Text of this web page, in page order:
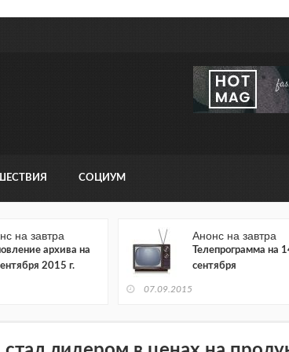
СОЦИУМ
на завтра
архива на
2015 г.
Анонс на завтра
Телепрограмма на
сентября
07.09.2015